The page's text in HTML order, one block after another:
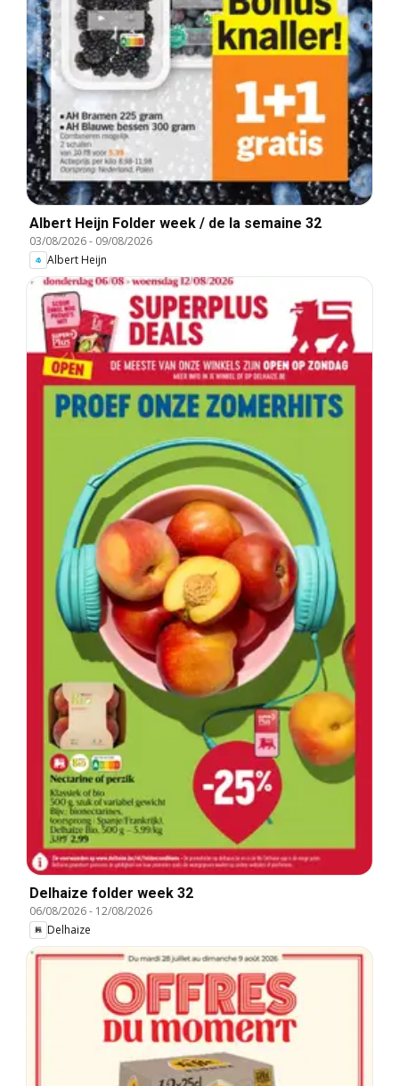
Albert Heijn Folder week / de la semaine 32
03/08/2026- 09/08/2026
Albert Heijn
Delhaize folder week 32
06/08/2026- 12/08/2026
Delhaize